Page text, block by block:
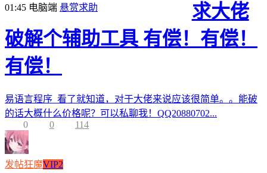
01:45 电脑端 悬赏求助
求大佬
破解个辅助工具 有偿！有偿！
有偿！
易语言程序 看了就知道，对于大佬来说应该很简单。。能破
的话大概什么价格呢？可以私聊我！QQ20880702...
0
0 114
发帖狂魔VIP2